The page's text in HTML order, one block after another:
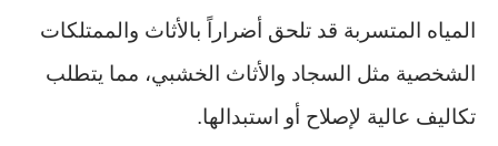
المياه المتسربة قد تلحق أضراراً بالأثاث والممتلكات
الشخصية مثل السجاد والأثاث الخشبي، مما يتطلب
تكاليف عالية لإصلاح أو استبدالها.